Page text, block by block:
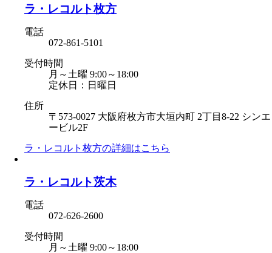
ラ・レコルト枚方
電話
072-861-5101
受付時間
月～土曜 9:00～18:00
定休日：日曜日
住所
〒573-0027 大阪府枚方市大垣内町 2丁目8-22 シンエ
ービル2F
ラ・レコルト枚方の詳細はこちら
ラ・レコルト茨木
電話
072-626-2600
受付時間
月～土曜 9:00～18:00